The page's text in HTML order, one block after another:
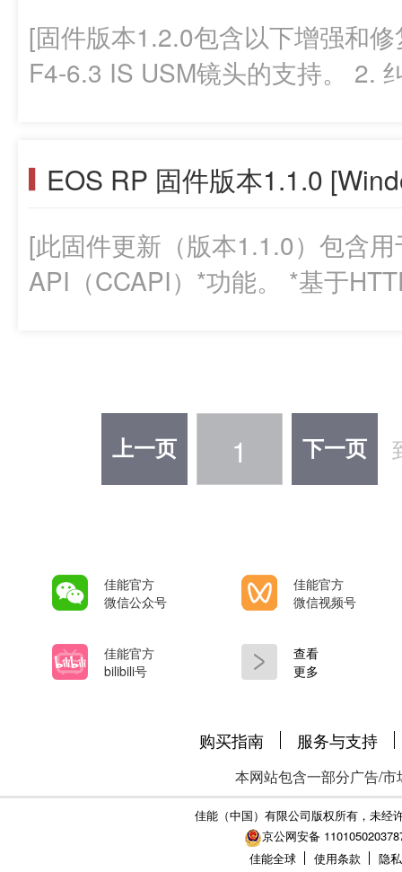
语、西班牙语和简体中文）。在
1.3.0适用于配备高达1.2.0固件
版本1.3.0，则并无必要更新该固件。 更新相机固件时，请
缩文件(zip文件)后，会创建一个固件文件夹。
节）和关于固件更新步骤的说明
日语、英语、法语、西班牙语和
[固件版本1.2.0包含以下增强和
F4-6.3 IS USM镜头的支持。 2.
经是版本1.2.0，则并无必要更新该固件。 更新摄像
们的网站下载最新版本的说明手册。 2. 使用EOS RP运
1.2.0以及RF24-240mm F4-6.3
更新版本 您可以从我们的网站
Professional和]
EOS RP 固件版本1.1.0
[此固件更新（版本1.1.0）包含
API（CCAPI）*功能。 *基于HTTP的照
固件之前先仔细阅读说明。 常见问题部分： 固件更新的准备工作：
在您下载的文件夹中包含固件
小：34,338,704字节），以及
件更新操作之前，请务必仔细确
上一页 1 下一页
佳能官方
微信公众号
佳能官方
微信视频号
佳能官方
bilibili号
查看
更多
购买指南 服务与支持
本网站包含一部分广告/
佳能（中国）有限公司版权所有，未经
京公网安备
佳能全球
使用条款 隐